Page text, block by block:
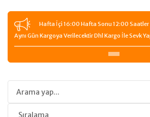
Hafta İçi 16:00 Hafta Sonu 12:00
Aynı Gün Kargoya Verilecektir Dhl Kargo İle Sevk